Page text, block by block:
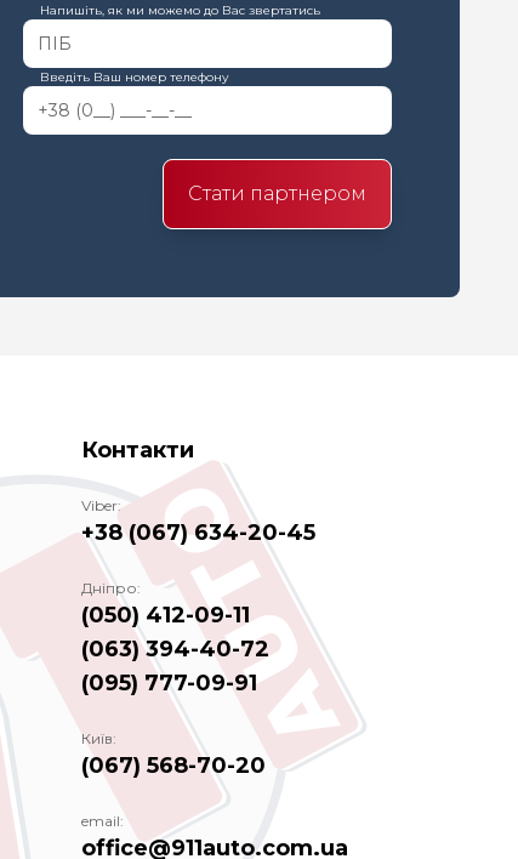
Напишіть, як ми можемо до Вас звертатись
Введіть Ваш номер телефону
Стати партнером
Контакти
Viber:
+38 (067) 634-20-45
Дніпро:
(050) 412-09-11
(063) 394-40-72
(095) 777-09-91
Київ:
(067) 568-70-20
email:
office@911auto.com.ua